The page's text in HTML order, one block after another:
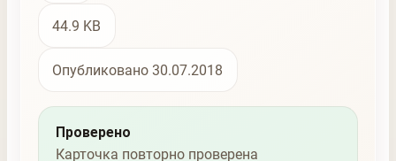
44.9 KB
Опубликовано 30.07.2018
Проверено
Карточка повторно проверена